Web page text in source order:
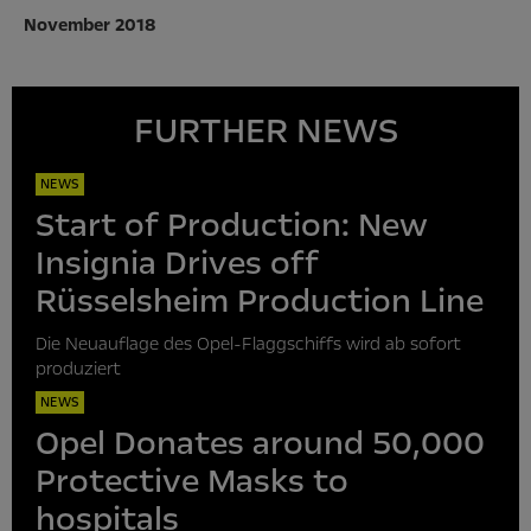
November 2018
FURTHER NEWS
NEWS
Start of Production: New
Insignia Drives off
Rüsselsheim Production Line
Die Neuauflage des Opel-Flaggschiffs wird ab sofort
produziert
NEWS
Opel Donates around 50,000
Protective Masks to
hospitals